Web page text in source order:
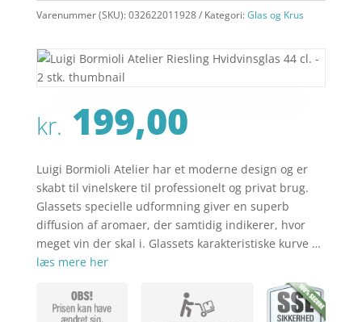
Varenummer (SKU):032622011928 Kategori:Glas og Krus
kr. 199,00
Luigi Bormioli Atelier har et moderne design og er
skabt til vinelskere til professionelt og privat brug.
Glassets specielle udformning giver en superb
diffusion af aromaer, der samtidig indikerer, hvor
meget vin der skal i. Glassets karakteristiske kurve …
læs mere her